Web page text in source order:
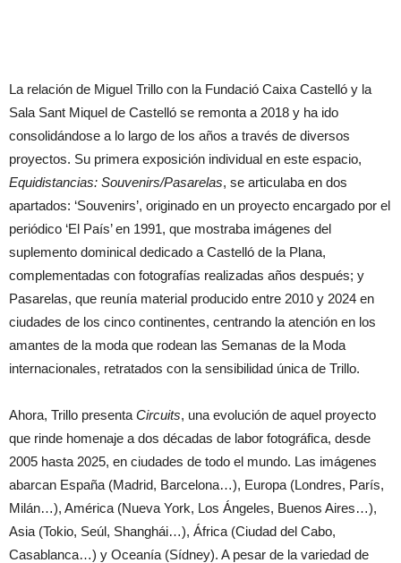
La relación de Miguel Trillo con la Fundació Caixa Castelló y la
Sala Sant Miquel de Castelló se remonta a 2018 y ha ido
consolidándose a lo largo de los años a través de diversos
proyectos. Su primera exposición individual en este espacio,
Equidistancias: Souvenirs/Pasarelas, se articulaba en dos
apartados: ‘Souvenirs’, originado en un proyecto encargado por el
periódico ‘El País’ en 1991, que mostraba imágenes del
suplemento dominical dedicado a Castelló de la Plana,
complementadas con fotografías realizadas años después; y
Pasarelas, que reunía material producido entre 2010 y 2024 en
ciudades de los cinco continentes, centrando la atención en los
amantes de la moda que rodean las Semanas de la Moda
internacionales, retratados con la sensibilidad única de Trillo.
Ahora, Trillo presenta Circuits, una evolución de aquel proyecto
que rinde homenaje a dos décadas de labor fotográfica, desde
2005 hasta 2025, en ciudades de todo el mundo. Las imágenes
abarcan España (Madrid, Barcelona…), Europa (Londres, París,
Milán…), América (Nueva York, Los Ángeles, Buenos Aires…),
Asia (Tokio, Seúl, Shanghái…), África (Ciudad del Cabo,
Casablanca…) y Oceanía (Sídney). A pesar de la variedad de